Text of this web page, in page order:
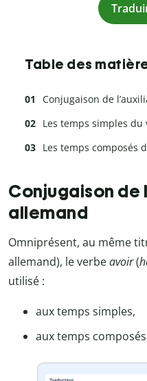
Table des
Conjugaison de
Les temps simples
Les temps composés
Conjugaison de
allemand
Omniprésent, au même
allemand), le verbeavoir(
utilisé :
aux temps simples,
aux temps